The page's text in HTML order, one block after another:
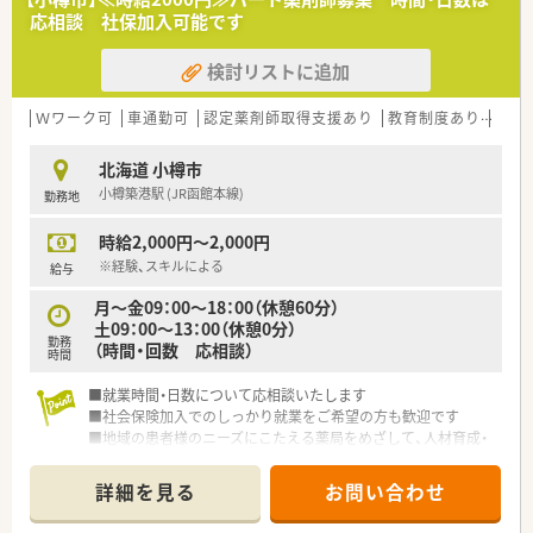
応相談 社保加入可能です
検討リストに追加
Ｗワーク可 車通勤可 認定薬剤師取得支援あり 教育制度あり
勤務地
北海道 小樽市
小樽築港駅 (JR函館本線)
給与
時給2,000円～2,000円
※経験、スキルによる
勤務
時間
月～金09：00～18：00（休憩60分）
土09：00～13：00（休憩0分）
（時間・回数 応相談）
■就業時間・日数について応相談いたします
■社会保険加入でのしっかり就業をご希望の方も歓迎です
■地域の患者様のニーズにこたえる薬局をめざして、人材育成・
調剤経験の浅い方やブランクのある方にも基礎から学んでお
仕事していただけます
詳細を見る お問い合わせ